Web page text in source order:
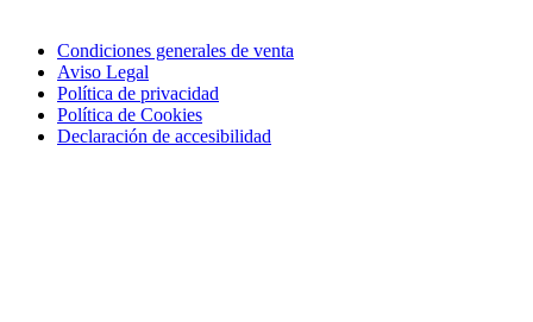
Condiciones generales de venta
Aviso Legal
Política de privacidad
Política de Cookies
Declaración de accesibilidad